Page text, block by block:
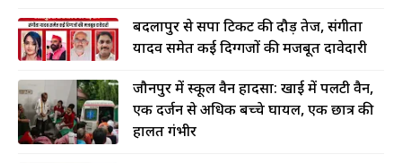
बदलापुर से सपा टिकट की दौड़ तेज, संगीता
यादव समेत कई दिग्गजों की मजबूत दावेदारी
जौनपुर में स्कूल वैन हादसा: खाई में पलटी वैन,
एक दर्जन से अधिक बच्चे घायल, एक छात्र की
हालत गंभीर